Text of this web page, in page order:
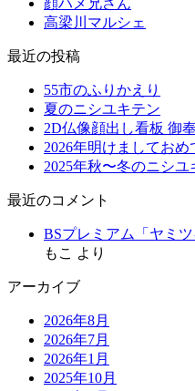
高梁川マルシェ
最近の投稿
55市のふりかえり
夏のニシユキテン
2D仏像顔出し看板 御
2026年明けましてお
2025年秋〜冬のニシユ
最近のコメント
BSプレミアム「ヤミ
もこ より
アーカイブ
2026年8月
2026年7月
2026年1月
2025年10月